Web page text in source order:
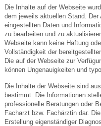
Die Inhalte auf der Webseite
dem jeweils aktuellen Stand.
eingestellten Daten und
zu bearbeiten und zu
Webseite kann keine Haftung
Vollständigkeit der
Die auf der Webseite zur
können Ungenauigkeiten und
Die Inhalte der Webseite sind
bestimmt. Die Informationen
professionelle Beratungen oder
Facharzt bzw. Fachärztin dar.
Erstellung eigenständiger